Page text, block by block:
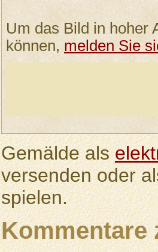
Um das Bild in hoher
können, melden Sie
Gemälde als
versenden oder
spielen.
Kommentare